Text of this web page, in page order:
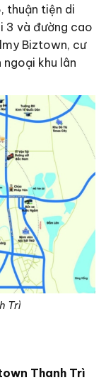
thuận tiện di
3 và đường cao
Biztown, cư
khu lân
Trì
Thanh Trì